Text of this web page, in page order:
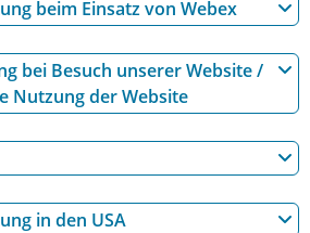
beim Einsatz von Webex
bei Besuch unserer Website /
Nutzung der Website
in den USA